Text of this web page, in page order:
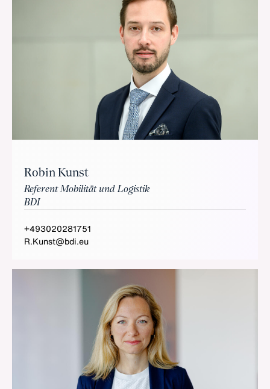
Robin Kunst
Referent Mobilität und Logistik
BDI
+493020281751
R.Kunst@bdi.eu